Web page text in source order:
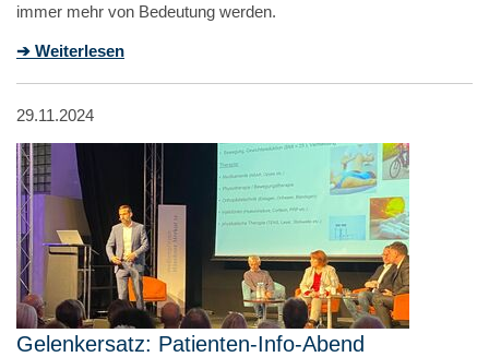
immer mehr von Bedeutung werden.
➔ Weiterlesen
29.11.2024
Gelenkersatz: Patienten-Info-Abend